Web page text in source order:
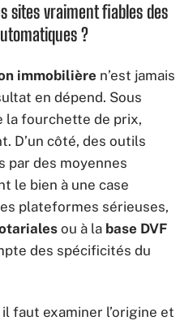
sites vraiment fiables des
?
immobilière n’est jamais
en dépend. Sous
la fourchette de prix,
D’un côté, des outils
par des moyennes
le bien à une case
plateformes sérieuses,
ou à la base DVF
des spécificités du
faut examiner l’origine et